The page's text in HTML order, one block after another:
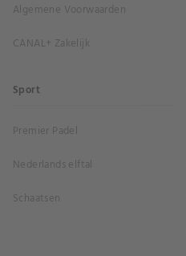
Algemene Voorwaarden
CANAL+ Zakelijk
Sport
Premier Padel
Nederlands elftal
Schaatsen